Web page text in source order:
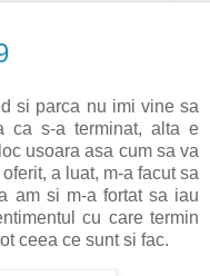
si parca nu imi vine sa
ca s-a terminat, alta e
usoara asa cum sa va
a luat, m-a facut sa
am si m-a fortat sa iau
cu care termin
ceea ce sunt si fac.